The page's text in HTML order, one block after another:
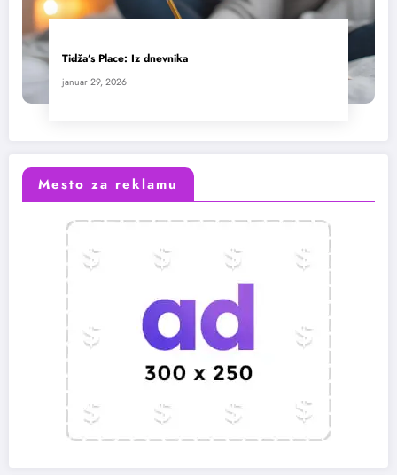
Tidža’s Place: Iz dnevnika
januar 29, 2026
Mesto za reklamu